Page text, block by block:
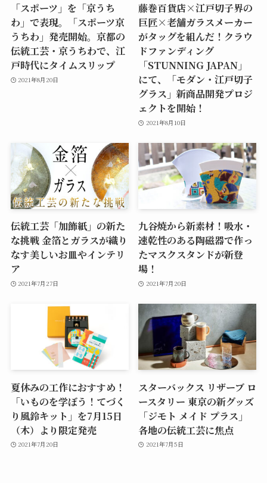
「スポーツ」を「京うち
わ」で表現。「スポーツ京
うちわ」発売開始。京都の
伝統工芸・京うちわで、江
戸時代にタイムスリップ
2021年8月20日
藤巻百貨店×江戸切子界の
巨匠×老舗ガラスメーカー
がタッグを組んだ！クラウ
ドファンディング
「STUNNING JAPAN」
にて、「モダン・江戸切子
グラス」新商品開発プロジ
ェクトを開始！
2021年8月10日
伝統工芸「加飾紙」の新た
な挑戦 金箔とガラスが織り
なす美しいお皿やインテリ
ア
2021年7月27日
九谷焼から新素材！吸水・
速乾性のある陶磁器で作っ
たマスクスタンドが新登
場！
2021年7月20日
夏休みの工作におすすめ！
「いものを学ぼう！てづく
り風鈴キット」を7月15日
（木）より限定発売
2021年7月20日
スターバックス リザーブ ロ
ースタリー 東京の新グッズ
「ジモト メイド プラス」
各地の伝統工芸に焦点
2021年7月5日